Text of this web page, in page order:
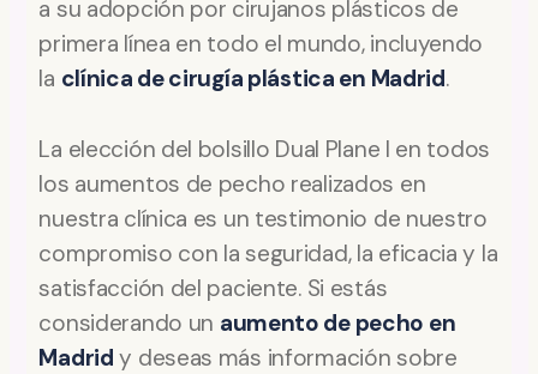
a su adopción por cirujanos plásticos de
primera línea en todo el mundo, incluyendo
la clínica de cirugía plástica en Madrid.
La elección del bolsillo Dual Plane I en todos
los aumentos de pecho realizados en
nuestra clínica es un testimonio de nuestro
compromiso con la seguridad, la eficacia y la
satisfacción del paciente. Si estás
considerando un aumento de pecho en
Madrid y deseas más información sobre